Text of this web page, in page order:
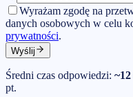
Wyrażam zgodę na
danych osobowych w celu
prywatności.
Wyślij
Średni czas odpowiedzi:
pt.